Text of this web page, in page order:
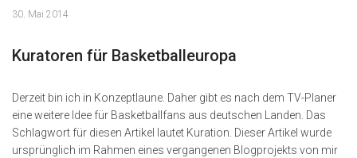
30. Mai 2014
Kuratoren für Basketballeuropa
Derzeit bin ich in Konzeptlaune. Daher gibt es nach dem TV-Planer
eine weitere Idee für Basketballfans aus deutschen Landen. Das
Schlagwort für diesen Artikel lautet Kuration. Dieser Artikel wurde
ursprünglich im Rahmen eines vergangenen Blogprojekts von mir